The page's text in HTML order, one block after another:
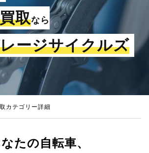
取なら
ージサイクルズ
カテゴリー詳細
たの自転車、